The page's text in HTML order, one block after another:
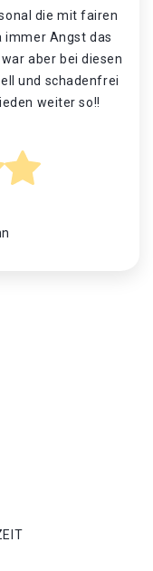
die mit fairen
immer Angst das
aber bei diesen
und schadenfrei
weiter so!!